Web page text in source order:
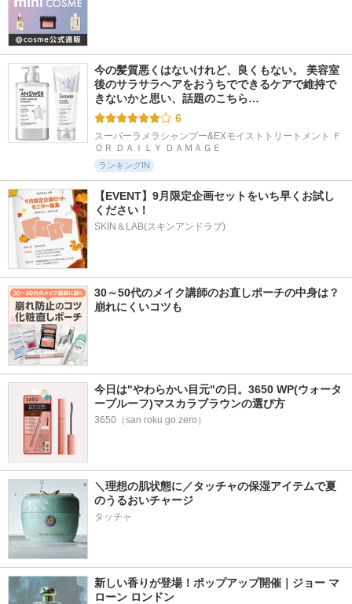
今の髪質悪くはないけれど、良くもない。 美容室
後のサラサラヘアをおうちでできるケアで維持で
きないかと思い、話題のこちら…
6
スーパーラメラシャンプー&EXモイストトリートメント Ｆ
ＯＲ ＤＡＩＬＹ ＤＡＭＡＧＥ
ランキングIN
【EVENT】9月限定企画セットをいち早くお試し
ください！
SKIN＆LAB(スキンアンドラブ)
30～50代のメイク講師のお直しポーチの中身は？
崩れにくいコツも
今日は"やわらかい目元"の日。3650 WP(ウォータ
ープルーフ)マスカラブラウンの選び方
3650（san roku go zero）
＼理想の肌状態に／タッチャの保湿アイテムで夏
のうるおいチャージ
タッチャ
新しい香りが登場！ポップアップ開催｜ジョー マ
ローン ロンドン